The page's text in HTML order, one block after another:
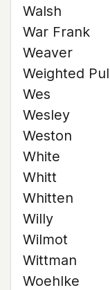
Walsh
War Frank
Weaver
Weighted
Wes
Wesley
Weston
White
Whitt
Whitten
Willy
Wilmot
Wittman
Woehlke